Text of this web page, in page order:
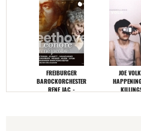
FREIBURGER
BAROCKORCHESTER
RENE JAC -
JOE